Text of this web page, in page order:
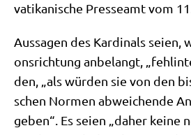
vati­ka­ni­sche Pres­se­amt vom
Aus­sa­gen des Kar­di­nals sei­en,
ons­rich­tung anbe­langt,
den, „als wür­den sie von den
schen Nor­men abwei­chen­de
geben“. Es sei­en „daher kei­ne